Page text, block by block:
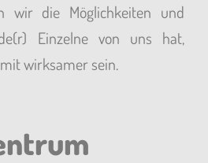
wir die Möglichkeiten und
Einzelne von uns hat,
wirksamer sein.